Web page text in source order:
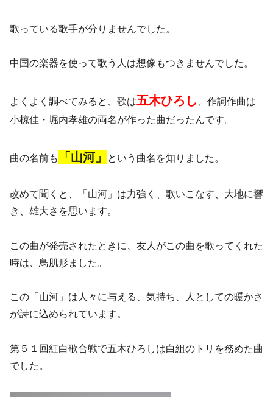
歌っている歌手が分りませんでした。
中国の楽器を使って歌う人は想像もつきませんでした。
よくよく調べてみると、歌は五木ひろし
、作詞作曲は
小椋佳・堀内孝雄の両名が作った曲だったんです。
曲の名前も 「山河」 という曲名を知りました。
改めて聞くと、「山河」は力強く、歌いこなす、大地に響
き、雄大さを思います。
この曲が発売されたときに、友人がこの曲を歌ってくれた
時は、鳥肌形ました。
この「山河」は人々に与える、気持ち、人としての暖かさ
が詩に込められています。
第５１回紅白歌合戦で五木ひろしは白組のトリを務めた曲
でした。